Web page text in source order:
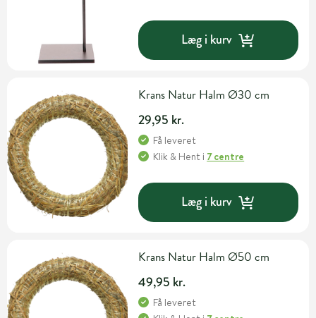
Læg i kurv
Krans Natur Halm Ø30 cm
29,95 kr.
Få leveret
Klik & Hent i 7 centre
Læg i kurv
Krans Natur Halm Ø50 cm
49,95 kr.
Få leveret